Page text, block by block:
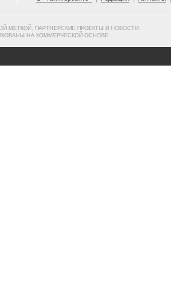
МЕТКОЙ, ПАРТНЕРСКИЕ ПРОЕКТЫ И НОВОСТИ
НА КОММЕРЧЕСКОЙ ОСНОВЕ